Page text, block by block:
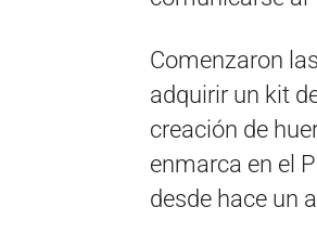
Comenzaron
adquirir un kit
creación de
enmarca en el
desde hace un